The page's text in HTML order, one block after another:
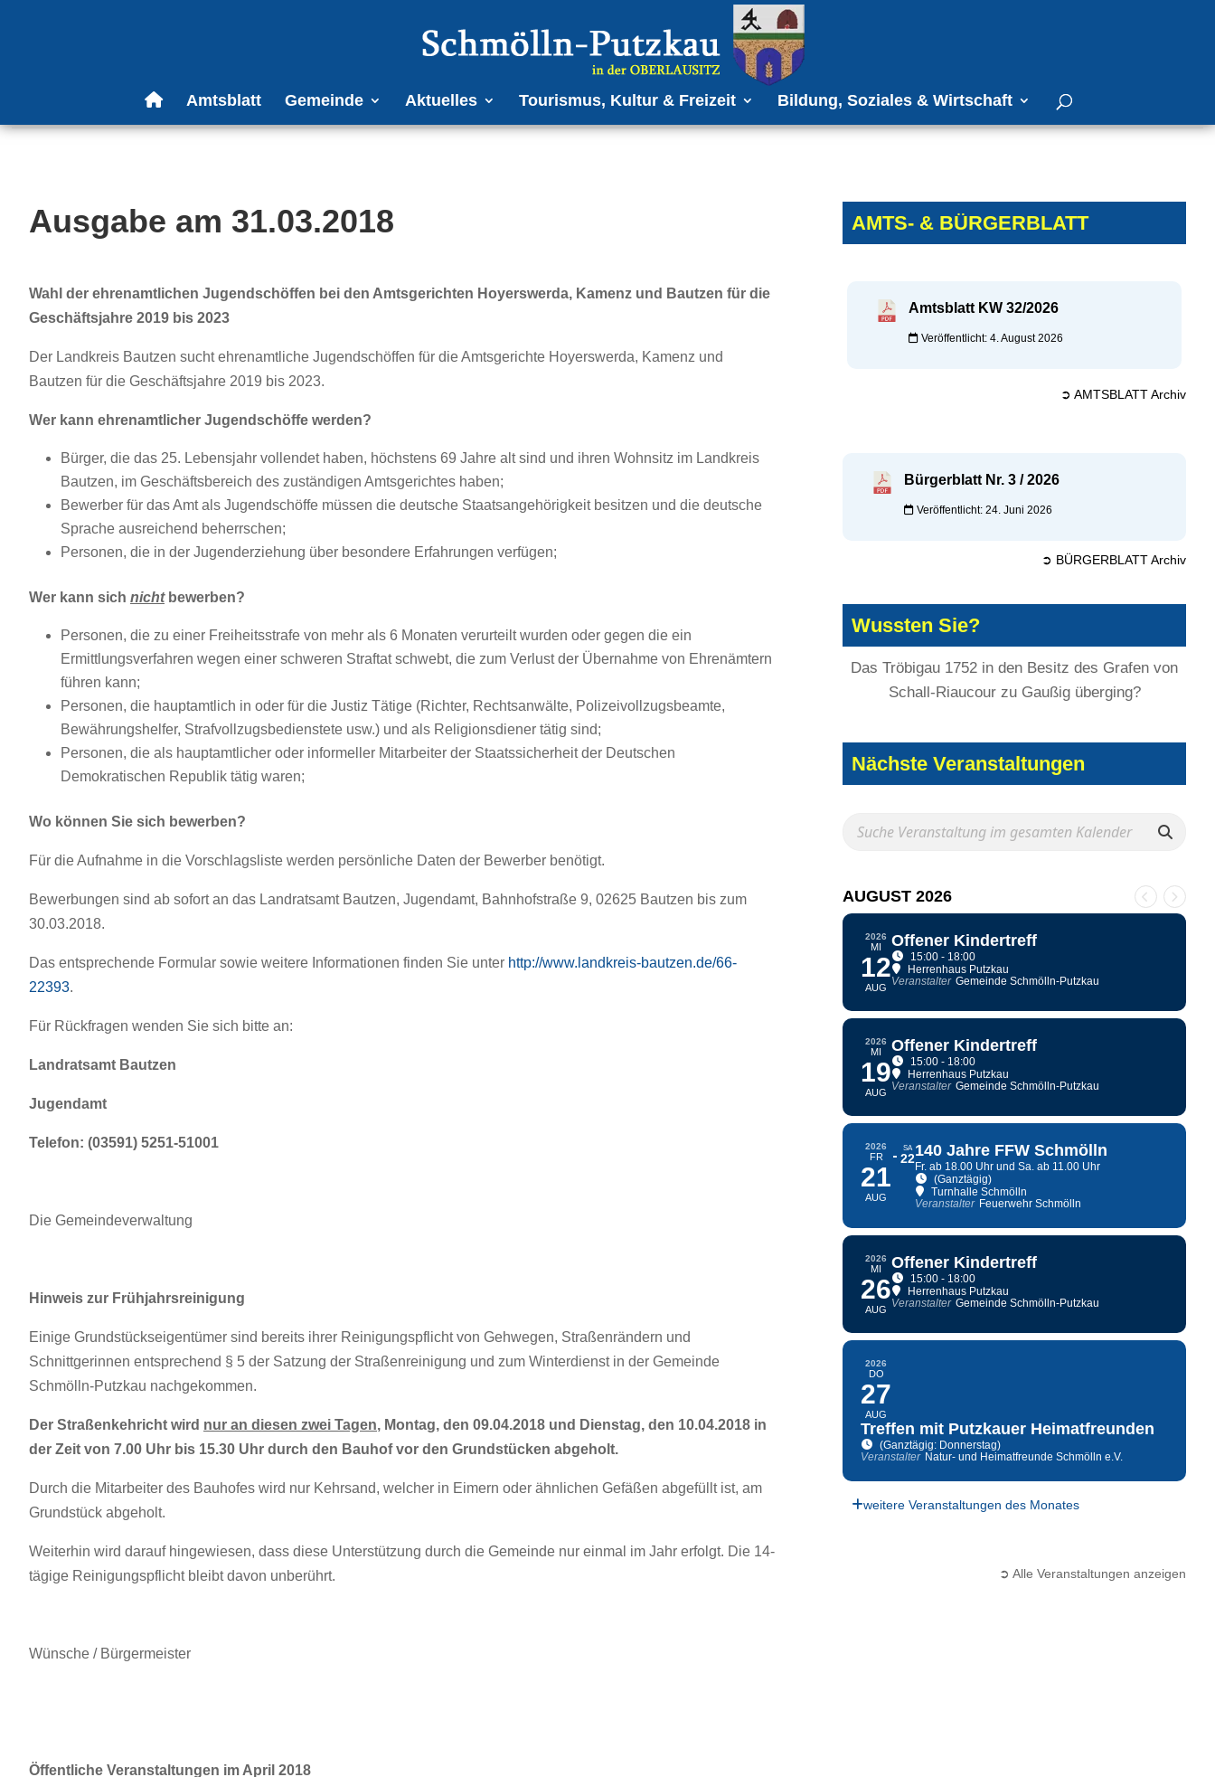
Amtsblatt Gemeinde Aktuelles Tourismus, Kultur & Freizeit Bildung, Soziales & Wirtschaft
Ausgabe am 31.03.2018
Wahl der ehrenamtlichen Jugendschöffen bei den Amtsgerichten Hoyerswerda, Kamenz und Bautzen für die
Geschäftsjahre 2019 bis 2023
Der Landkreis Bautzen sucht ehrenamtliche Jugendschöffen für die Amtsgerichte Hoyerswerda, Kamenz und
Bautzen für die Geschäftsjahre 2019 bis 2023.
Wer kann ehrenamtlicher Jugendschöffe werden?
Bürger, die das 25. Lebensjahr vollendet haben, höchstens 69 Jahre alt sind und ihren Wohnsitz im Landkreis
Bautzen, im Geschäftsbereich des zuständigen Amtsgerichtes haben;
Bewerber für das Amt als Jugendschöffe müssen die deutsche Staatsangehörigkeit besitzen und die deutsche
Sprache ausreichend beherrschen;
Personen, die in der Jugenderziehung über besondere Erfahrungen verfügen;
Wer kann sich nicht bewerben?
Personen, die zu einer Freiheitsstrafe von mehr als 6 Monaten verurteilt wurden oder gegen die ein
Ermittlungsverfahren wegen einer schweren Straftat schwebt, die zum Verlust der Übernahme von Ehrenämtern
führen kann;
Personen, die hauptamtlich in oder für die Justiz Tätige (Richter, Rechtsanwälte, Polizeivollzugsbeamte,
Bewährungshelfer, Strafvollzugsbedienstete usw.) und als Religionsdiener tätig sind;
Personen, die als hauptamtlicher oder informeller Mitarbeiter der Staatssicherheit der Deutschen
Demokratischen Republik tätig waren;
Wo können Sie sich bewerben?
Für die Aufnahme in die Vorschlagsliste werden persönliche Daten der Bewerber benötigt.
Bewerbungen sind ab sofort an das Landratsamt Bautzen, Jugendamt, Bahnhofstraße 9, 02625 Bautzen bis zum
30.03.2018.
Das entsprechende Formular sowie weitere Informationen finden Sie unter http://www.landkreis-bautzen.de/66-
22393.
Für Rückfragen wenden Sie sich bitte an:
Landratsamt Bautzen
Jugendamt
Telefon: (03591) 5251-51001
Die Gemeindeverwaltung
Hinweis zur Frühjahrsreinigung
Einige Grundstückseigentümer sind bereits ihrer Reinigungspflicht von Gehwegen, Straßenrändern und
Schnittgerinnen entsprechend § 5 der Satzung der Straßenreinigung und zum Winterdienst in der Gemeinde
Schmölln-Putzkau nachgekommen.
Der Straßenkehricht wird nur an diesen zwei Tagen, Montag, den 09.04.2018 und Dienstag, den 10.04.2018 in
der Zeit von 7.00 Uhr bis 15.30 Uhr durch den Bauhof vor den Grundstücken abgeholt.
Durch die Mitarbeiter des Bauhofes wird nur Kehrsand, welcher in Eimern oder ähnlichen Gefäßen abgefüllt ist, am
Grundstück abgeholt.
Weiterhin wird darauf hingewiesen, dass diese Unterstützung durch die Gemeinde nur einmal im Jahr erfolgt. Die 14-
tägige Reinigungspflicht bleibt davon unberührt.
Wünsche / Bürgermeister
Öffentliche Veranstaltungen im April 2018
AMTS- & BÜRGERBLATT
Amtsblatt KW 32/2026
Veröffentlicht: 4. August 2026
➲ AMTSBLATT Archiv
Bürgerblatt Nr. 3 / 2026
Veröffentlicht: 24. Juni 2026
➲ BÜRGERBLATT Archiv
Wussten Sie?
Das Tröbigau 1752 in den Besitz des Grafen von
Schall-Riaucour zu Gaußig überging?
Nächste Veranstaltungen
AUGUST 2026
2026
MI
12
AUG
Offener Kindertreff
15:00 - 18:00
Herrenhaus Putzkau
Veranstalter Gemeinde Schmölln-Putzkau
2026
MI
19
AUG
Offener Kindertreff
15:00 - 18:00
Herrenhaus Putzkau
Veranstalter Gemeinde Schmölln-Putzkau
2026
FR
21
AUG
SA
22140 Jahre FFW Schmölln
Fr. ab 18.00 Uhr und Sa. ab 11.00 Uhr
(Ganztägig)
Turnhalle Schmölln
Veranstalter Feuerwehr Schmölln
2026
MI
26
AUG
Offener Kindertreff
15:00 - 18:00
Herrenhaus Putzkau
Veranstalter Gemeinde Schmölln-Putzkau
2026
DO
27
AUG
Treffen mit Putzkauer Heimatfreunden
(Ganztägig: Donnerstag)
Veranstalter Natur- und Heimatfreunde Schmölln e.V.
weitere Veranstaltungen des Monates
➲ Alle Veranstaltungen anzeigen